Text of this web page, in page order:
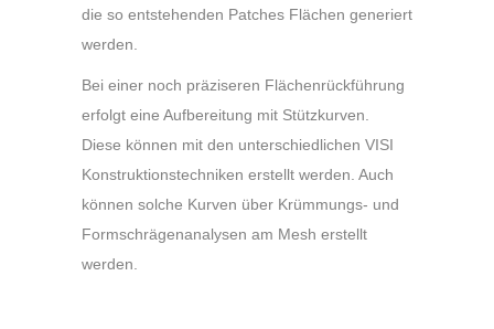
die so entstehenden Patches Flächen generiert
werden.
Bei einer noch präziseren Flächenrückführung
erfolgt eine Aufbereitung mit Stützkurven.
Diese können mit den unterschiedlichen VISI
Konstruktionstechniken erstellt werden. Auch
können solche Kurven über Krümmungs- und
Formschrägenanalysen am Mesh erstellt
werden.